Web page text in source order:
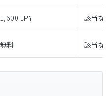
1,600 JPY 該当な
無料 該当な